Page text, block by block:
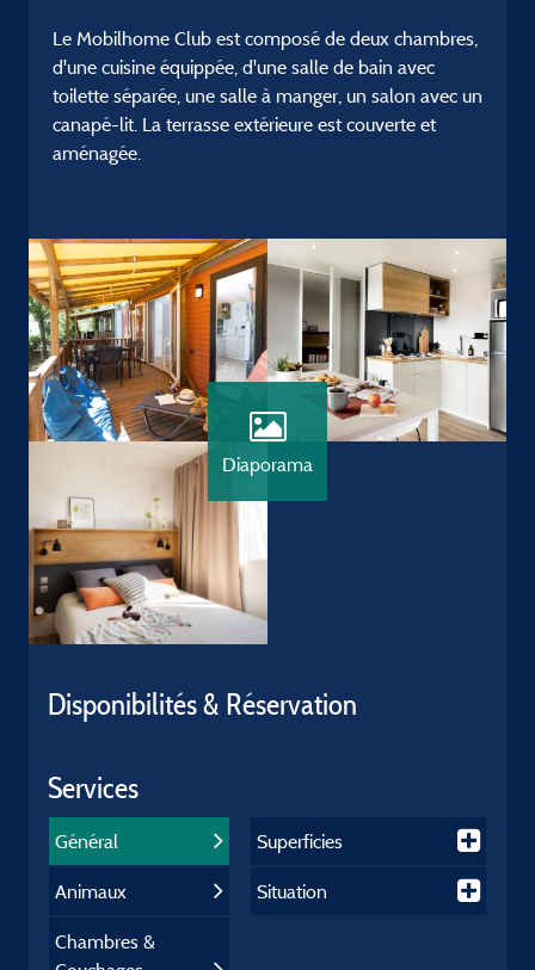
Le Mobilhome Club est composé de deux chambres,
d'une cuisine équippée, d'une salle de bain avec
toilette séparée, une salle à manger, un salon avec un
canapé-lit. La terrasse extérieure est couverte et
aménagée.
Diaporama
Disponibilités & Réservation
Services
Général
Animaux
Chambres &
Superficies
Situation